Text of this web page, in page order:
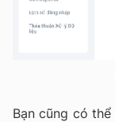
Bạn cũng có